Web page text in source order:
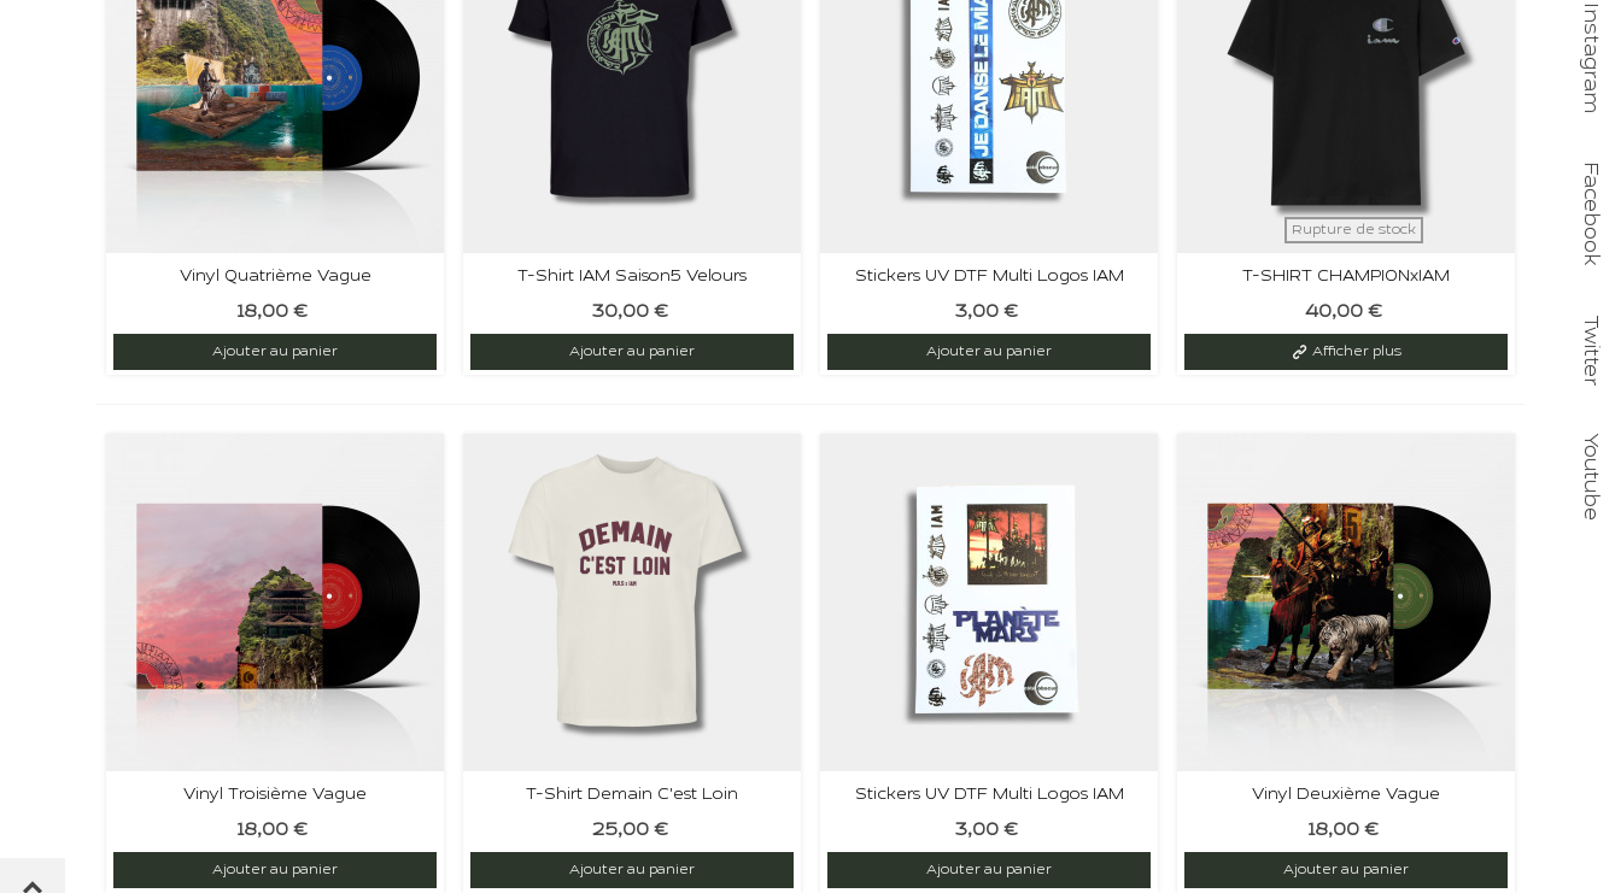
Vinyl Quatrième Vague
18,00 €
Ajouter au panier
T-Shirt IAM Saison5 Velours
30,00 €
Ajouter au panier
Stickers UV DTF Multi Logos IAM
3,00 €
Ajouter au panier
Rupture de stock
T-SHIRT CHAMPIONxIAM
40,00 €
Afficher plus
Vinyl Troisième Vague
18,00 €
Ajouter au panier
T-Shirt Demain C'est Loin
25,00 €
Ajouter au panier
Stickers UV DTF Multi Logos IAM
3,00 €
Ajouter au panier
Vinyl Deuxième Vague
18,00 €
Ajouter au panier
Instagram
Facebook
Twitter
Youtube
Recevez nos offres spéciales
Inscrivez-vous à la newsletter et bénéficiez d'une remise de 10% sur votre